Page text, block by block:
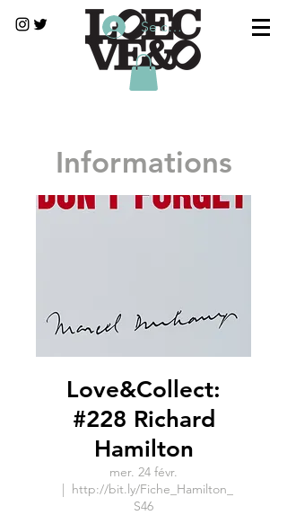
Se connecter
Informations
Love&Collect:
#228 Richard
Hamilton
mer. 24 févr.
  |
http://bit.ly/Fiche_Hamilton_
S46